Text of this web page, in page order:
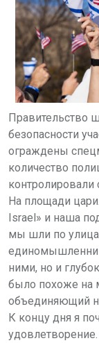
Правительство
безопасности
ограждены
количество
контролировали
На площади
Israel» и наша
мы шли по
ними, но и
было похоже на
объединяющий
К концу дня я